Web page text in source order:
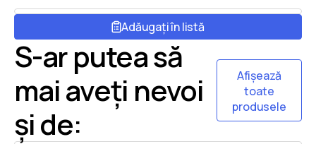
Adăugați în listă
S-ar putea să
mai aveți nevoi
și de:
Afișează
toate
produsele